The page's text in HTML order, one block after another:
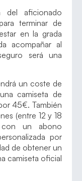
del aficionado
terminar de
en la grada
acompañar al
será una
un coste de
camiseta de
45€. También
(entre 12 y 18
con un abono
por
de obtener un
camiseta oficial